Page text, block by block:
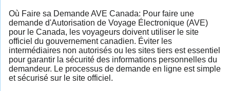
Où Faire sa Demande AVE Canada: Pour faire une
demande d'Autorisation de Voyage Électronique (AVE)
pour le Canada, les voyageurs doivent utiliser le site
officiel du gouvernement canadien. Éviter les
intermédiaires non autorisés ou les sites tiers est essentiel
pour garantir la sécurité des informations personnelles du
demandeur. Le processus de demande en ligne est simple
et sécurisé sur le site officiel.